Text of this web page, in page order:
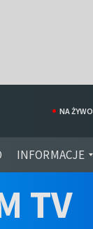
INFORMACJE
NA ŻYWO
TV